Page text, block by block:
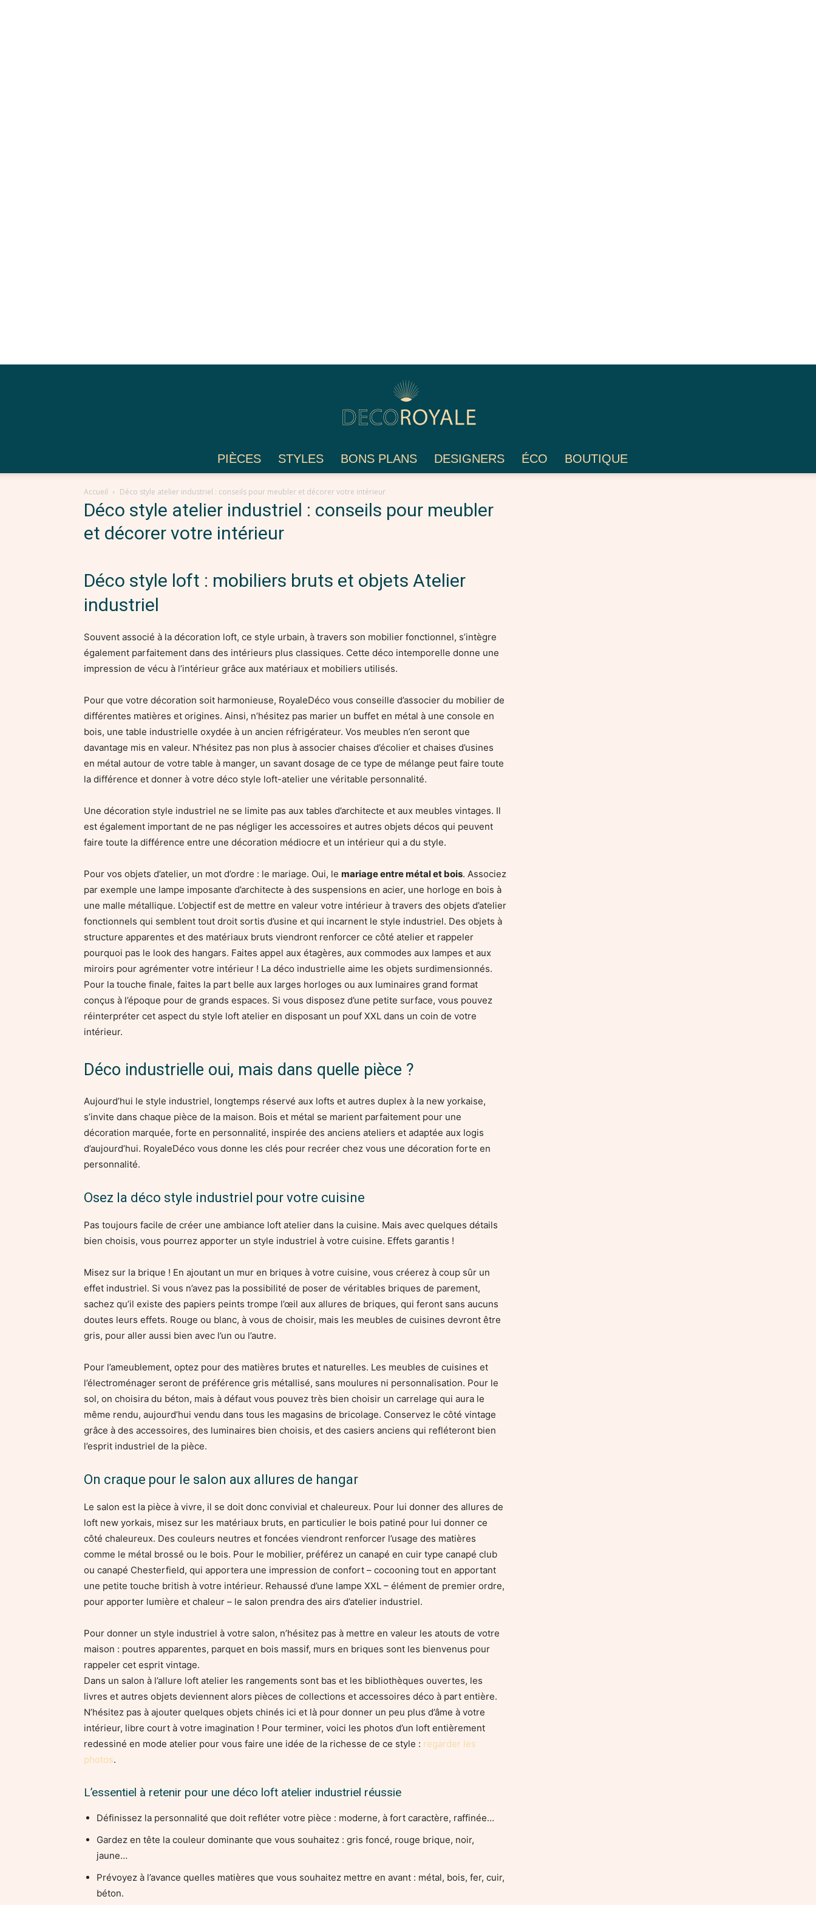
Déco
PIÈCES STYLES BONS PLANS DESIGNERS ÉCO BOUTIQUE
Accueil Déco style atelier industriel : conseils pour meubler et décorer votre intérieur
Déco style atelier industriel : conseils pour meubler
et décorer votre intérieur
Déco style loft : mobiliers bruts et objets Atelier
industriel
Souvent associé à la décoration loft, ce style urbain, à travers son mobilier fonctionnel, s’intègre
également parfaitement dans des intérieurs plus classiques. Cette déco intemporelle donne une
impression de vécu à l’intérieur grâce aux matériaux et mobiliers utilisés.
Pour que votre décoration soit harmonieuse, RoyaleDéco vous conseille d’associer du mobilier de
différentes matières et origines. Ainsi, n’hésitez pas marier un buffet en métal à une console en
bois, une table industrielle oxydée à un ancien réfrigérateur. Vos meubles n’en seront que
davantage mis en valeur. N’hésitez pas non plus à associer chaises d’écolier et chaises d’usines
en métal autour de votre table à manger, un savant dosage de ce type de mélange peut faire toute
la différence et donner à votre déco style loft-atelier une véritable personnalité.
Une décoration style industriel ne se limite pas aux tables d’architecte et aux meubles vintages. Il
est également important de ne pas négliger les accessoires et autres objets décos qui peuvent
faire toute la différence entre une décoration médiocre et un intérieur qui a du style.
Pour vos objets d’atelier, un mot d’ordre : le mariage. Oui, le mariage entre métal et bois. Associez
par exemple une lampe imposante d’architecte à des suspensions en acier, une horloge en bois à
une malle métallique. L’objectif est de mettre en valeur votre intérieur à travers des objets d’atelier
fonctionnels qui semblent tout droit sortis d’usine et qui incarnent le style industriel. Des objets à
structure apparentes et des matériaux bruts viendront renforcer ce côté atelier et rappeler
pourquoi pas le look des hangars. Faites appel aux étagères, aux commodes aux lampes et aux
miroirs pour agrémenter votre intérieur ! La déco industrielle aime les objets surdimensionnés.
Pour la touche finale, faites la part belle aux larges horloges ou aux luminaires grand format
conçus à l’époque pour de grands espaces. Si vous disposez d’une petite surface, vous pouvez
réinterpréter cet aspect du style loft atelier en disposant un pouf XXL dans un coin de votre
intérieur.
Déco industrielle oui, mais dans quelle pièce ?
Aujourd’hui le style industriel, longtemps réservé aux lofts et autres duplex à la new yorkaise,
s’invite dans chaque pièce de la maison. Bois et métal se marient parfaitement pour une
décoration marquée, forte en personnalité, inspirée des anciens ateliers et adaptée aux logis
d’aujourd’hui. RoyaleDéco vous donne les clés pour recréer chez vous une décoration forte en
personnalité.
Osez la déco style industriel pour votre cuisine
Pas toujours facile de créer une ambiance loft atelier dans la cuisine. Mais avec quelques détails
bien choisis, vous pourrez apporter un style industriel à votre cuisine. Effets garantis !
Misez sur la brique ! En ajoutant un mur en briques à votre cuisine, vous créerez à coup sûr un
effet industriel. Si vous n’avez pas la possibilité de poser de véritables briques de parement,
sachez qu’il existe des papiers peints trompe l’œil aux allures de briques, qui feront sans aucuns
doutes leurs effets. Rouge ou blanc, à vous de choisir, mais les meubles de cuisines devront être
gris, pour aller aussi bien avec l’un ou l’autre.
Pour l’ameublement, optez pour des matières brutes et naturelles. Les meubles de cuisines et
l’électroménager seront de préférence gris métallisé, sans moulures ni personnalisation. Pour le
sol, on choisira du béton, mais à défaut vous pouvez très bien choisir un carrelage qui aura le
même rendu, aujourd’hui vendu dans tous les magasins de bricolage. Conservez le côté vintage
grâce à des accessoires, des luminaires bien choisis, et des casiers anciens qui refléteront bien
l’esprit industriel de la pièce.
On craque pour le salon aux allures de hangar
Le salon est la pièce à vivre, il se doit donc convivial et chaleureux. Pour lui donner des allures de
loft new yorkais, misez sur les matériaux bruts, en particulier le bois patiné pour lui donner ce
côté chaleureux. Des couleurs neutres et foncées viendront renforcer l’usage des matières
comme le métal brossé ou le bois. Pour le mobilier, préférez un canapé en cuir type canapé club
ou canapé Chesterfield, qui apportera une impression de confort – cocooning tout en apportant
une petite touche british à votre intérieur. Rehaussé d’une lampe XXL – élément de premier ordre,
pour apporter lumière et chaleur – le salon prendra des airs d’atelier industriel.
Pour donner un style industriel à votre salon, n’hésitez pas à mettre en valeur les atouts de votre
maison : poutres apparentes, parquet en bois massif, murs en briques sont les bienvenus pour
rappeler cet esprit vintage.
Dans un salon à l’allure loft atelier les rangements sont bas et les bibliothèques ouvertes, les
livres et autres objets deviennent alors pièces de collections et accessoires déco à part entière.
N’hésitez pas à ajouter quelques objets chinés ici et là pour donner un peu plus d’âme à votre
intérieur, libre court à votre imagination ! Pour terminer, voici les photos d’un loft entièrement
redessiné en mode atelier pour vous faire une idée de la richesse de ce style : regarder les
photos.
L’essentiel à retenir pour une déco loft atelier industriel réussie
Définissez la personnalité que doit refléter votre pièce : moderne, à fort caractère, raffinée…
Gardez en tête la couleur dominante que vous souhaitez : gris foncé, rouge brique, noir,
jaune…
Prévoyez à l’avance quelles matières que vous souhaitez mettre en avant : métal, bois, fer, cuir,
béton.